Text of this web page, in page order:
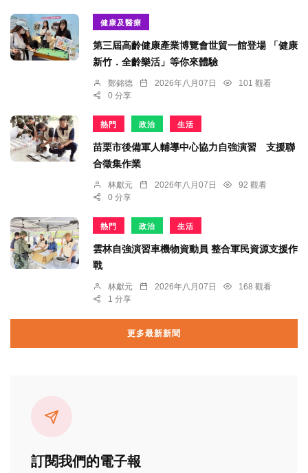
健康及醫療
第三屆高齡健康產業博覽會世貿一館登場 「健康
新竹．全齡樂活」等你來體驗
鄭銘德 2026年八月07日
101 觀看
0 分享
熱門 政治 生活
苗栗市後備軍人輔導中心協力自強演習 支援聯
合徵集作業
林獻元 2026年八月07日
92 觀看
0 分享
熱門 政治 生活
雲林自強演習車機物資動員 整合軍民資源支援作
戰
林獻元 2026年八月07日
168 觀看
1 分享
更多最新新聞
訂閱我們的電子報